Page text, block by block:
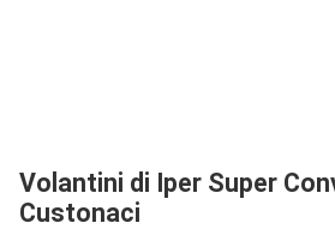
Volantini di Iper Super
Custonaci